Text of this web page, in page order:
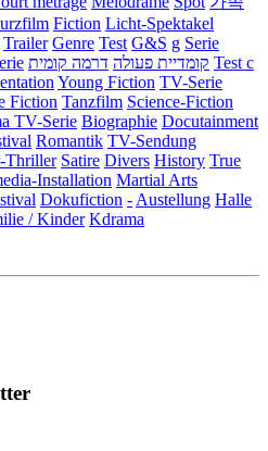
Fiction Licht-Spektakel
Trailer Genre Test G&S g Serie
קומדיית פעולה דרמה קומית
Test c
Young Fiction TV-Serie
Fiction Tanzfilm Science-Fiction
TV-Serie Biographie Docutainment
Romantik TV-Sendung
Thriller Satire Divers History True
Installation Martial Arts
Dokufiction - Austellung Halle
/ Kinder Kdrama